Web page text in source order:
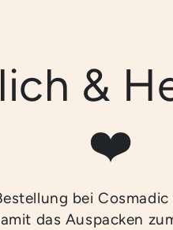
&
❤️
bei Cosmadic
das Auspacken